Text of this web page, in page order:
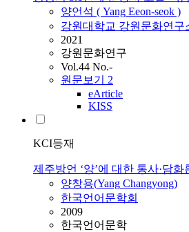
양언석 ( Yang Eeon-seok )
강원대학교 강원문화연구
2021
강원문화연구
Vol.44 No.-
원문보기 2
eArticle
KISS
KCI등재
제주방언 ‘양’에 대한 통사·담화
양창용(Yang Changyong)
한국언어문학회
2009
한국언어문학